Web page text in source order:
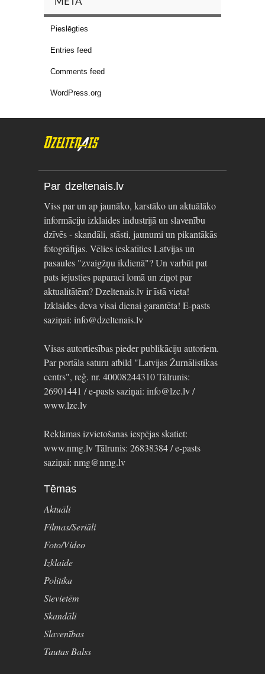
Pieslēgties
Entries feed
Comments feed
WordPress.org
Par dzeltenais.lv
Viss par un ap jaunāko, karstāko un aktuālāko
informāciju izklaides industrijā un slavenību
dzīvēs - skandāli, stāsti, jaunumi un pikantākās
fotogrāfijas. Vēlies ieskatīties Latvijas un
pasaules "zvaigžņu ikdienā"? Un varbūt pat
pats iejusties paparaci lomā un ziņot par
aktualitātēm? Dzeltenais.lv ir īstā vieta!
Izklaides deva visai dienai garantēta! E-pasts
saziņai: info@dzeltenais.lv
Visas autortiesības pieder publikāciju autoriem.
Par portāla saturu atbild "Latvijas Žurnālistikas
centrs", reģ. nr. 40008244310 Tālrunis:
26901441 / e-pasts saziņai: info@lzc.lv /
www.lzc.lv
Reklāmas izvietošanas iespējas skatiet:
www.nmg.lv Tālrunis: 26838384 / e-pasts
saziņai: nmg@nmg.lv
Tēmas
Aktuāli
Filmas/Seriāli
Foto/Video
Izklaide
Politika
Sievietēm
Skandāli
Slavenības
Tautas Balss